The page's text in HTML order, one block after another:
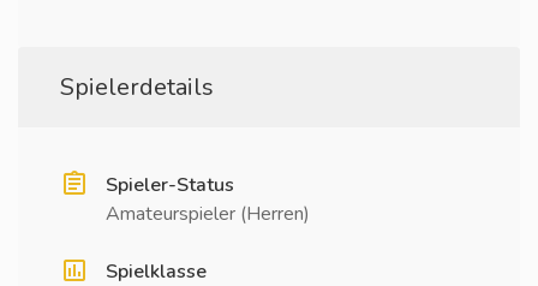
Spielerdetails
Spieler-Status
Amateurspieler (Herren)
Spielklasse